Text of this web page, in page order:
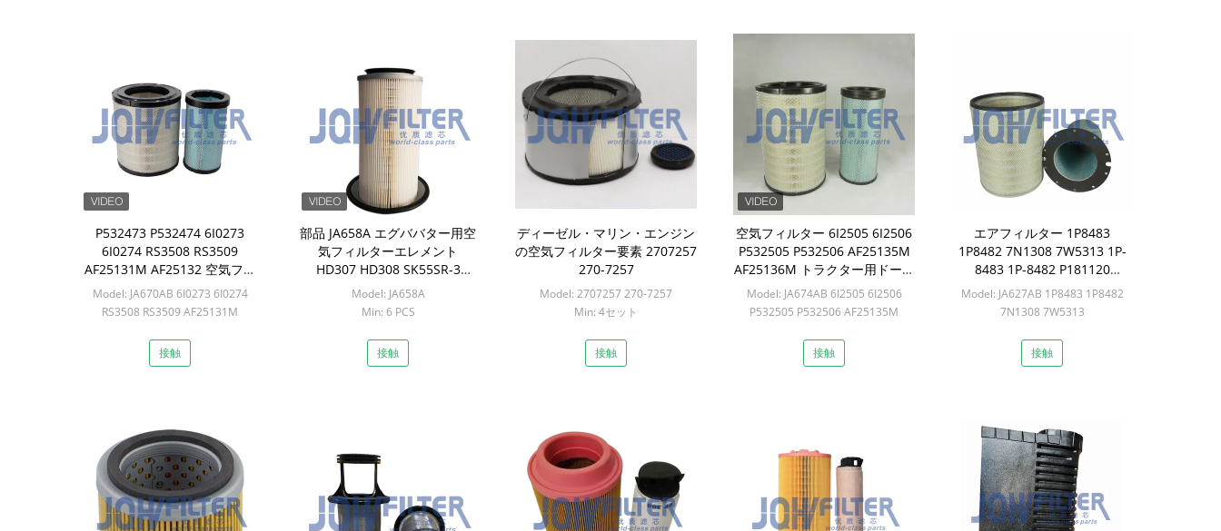
P532473 P532474 6I0273
6I0274 RS3508 RS3509
AF25131M AF25132 空気フィ
ルター要素 ローダー用 980F
963B/C
Model: JA670AB 6I0273 6I0274
RS3508 RS3509 AF25131M
Min: 12セット
接触
部品 JA658A エグババター用空
気フィルターエレメント
HD307 HD308 SK55SR-3
CX55B CX58B
Model: JA658A
Min: 6 PCS
接触
ディーゼル・マリン・エンジン
の空気フィルター要素 2707257
270-7257
Model: 2707257 270-7257
Min: 4セット
接触
空気フィルター 6I2505 6I2506
P532505 P532506 AF25135M
AF25136M トラクター用ドーザ
ー
Model: JA674AB 6I2505 6I2506
P532505 P532506 AF25135M
Min: 12セット
接触
エアフィルター 1P8483
1P8482 7N1308 7W5313 1P-
8483 1P-8482 P181120
P158675 P158677
E772/773/774/775
Model: JA627AB 1P8483 1P8482
7N1308 7W5313
接触